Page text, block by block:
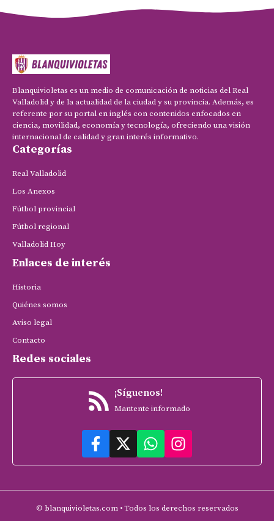
Blanquivioletas es un medio de comunicación de noticias del Real
Valladolid y de la actualidad de la ciudad y su provincia. Además, es
referente por su portal en inglés con contenidos enfocados en
ciencia, movilidad, economía y tecnología, ofreciendo una visión
internacional de calidad y gran interés informativo.
Categorías
Real Valladolid
Los Anexos
Fútbol provincial
Fútbol regional
Valladolid Hoy
Enlaces de interés
Historia
Quiénes somos
Aviso legal
Contacto
Redes sociales
¡Síguenos!
Mantente informado
© blanquivioletas.com • Todos los derechos reservados